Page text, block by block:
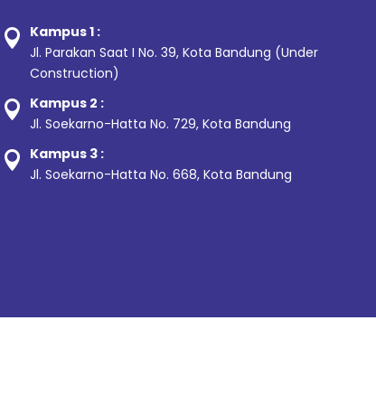
 Kampus 1 :
Jl. Parakan Saat I No. 39,Kota Bandung (Under
Construction)
 Kampus 2 :
Jl. Soekarno-Hatta No. 729, Kota Bandung
 Kampus 3 :
Jl. Soekarno-Hatta No. 668, Kota Bandung